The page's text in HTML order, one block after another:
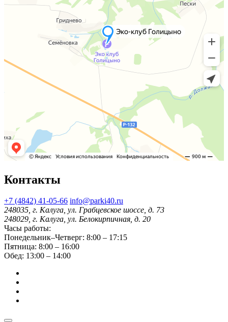
Контакты
+7 (4842) 41-05-66 info@parki40.ru
248035, г. Калуга, ул. Грабцевское шоссе, д. 73
248029, г. Калуга, ул. Белокирпичная, д. 20
Часы работы:
Понедельник–Четверг: 8:00 – 17:15
Пятница: 8:00 – 16:00
Обед: 13:00 – 14:00